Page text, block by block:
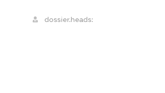
dossier.heads: